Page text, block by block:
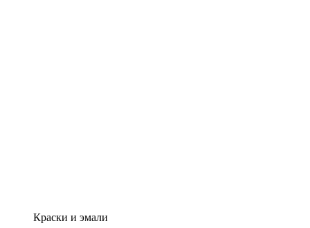
Краски и эмали